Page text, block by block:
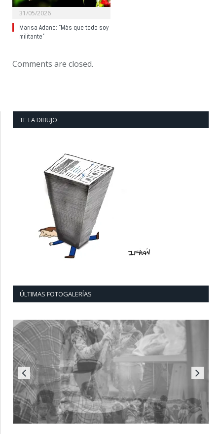
31/05/2026
Marisa Adano: “Más que todo soy
militante”
Comments are closed.
TE LA DIBUJO
ÚLTIMAS FOTOGALERÍAS